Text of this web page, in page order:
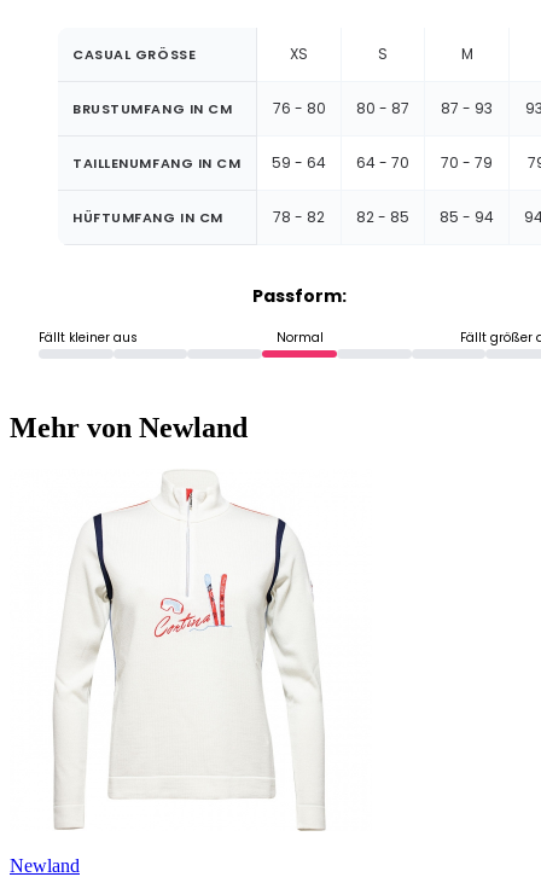
CASUAL GRÖSSE XS S M
BRUSTUMFANG IN CM 76 - 80 80 - 87 87 - 93
TAILLENUMFANG IN CM 59 - 64 64 - 70 70 - 79
HÜFTUMFANG IN CM 78 - 82 82 - 85 85 - 94
Passform:
Fällt kleiner aus Normal Fällt größer
Mehr von Newland
Newland